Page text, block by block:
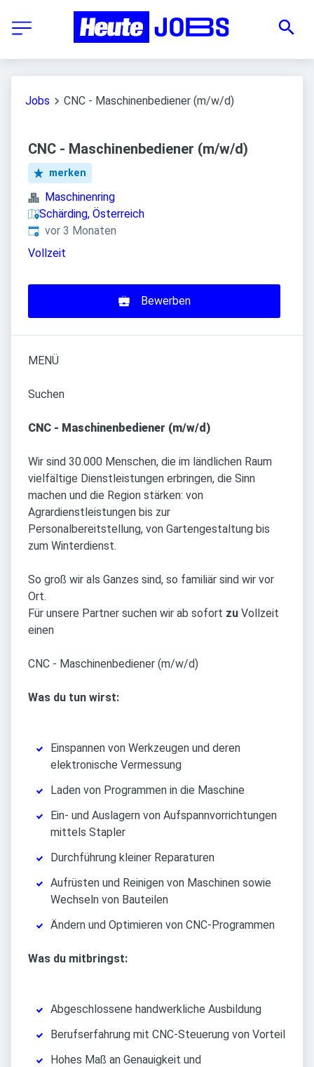
Jobs CNC - Maschinenbediener (m/w/d)
CNC - Maschinenbediener (m/w/d)
merken
Maschinenring
Schärding, Österreich
Veröffentlicht:
vor 3 Monaten
Vollzeit
Bewerben
MENÜ
Suchen
CNC - Maschinenbediener (m/w/d)
Wir sind 30.000 Menschen, die im ländlichen Raum
vielfältige Dienstleistungen erbringen, die Sinn
machen und die Region stärken: von
Agrardienstleistungen bis zur
Personalbereitstellung, von Gartengestaltung bis
zum Winterdienst.
So groß wir als Ganzes sind, so familiär sind wir vor
Ort.
Für unsere Partner suchen wir ab sofort zu Vollzeit
einen
CNC - Maschinenbediener (m/w/d)
Was du tun wirst:
Einspannen von Werkzeugen und deren
elektronische Vermessung
Laden von Programmen in die Maschine
Ein- und Auslagern von Aufspannvorrichtungen
mittels Stapler
Durchführung kleiner Reparaturen
Aufrüsten und Reinigen von Maschinen sowie
Wechseln von Bauteilen
Ändern und Optimieren von CNC-Programmen
Was du mitbringst:
Abgeschlossene handwerkliche Ausbildung
Berufserfahrung mit CNC-Steuerung von Vorteil
Hohes Maß an Genauigkeit und